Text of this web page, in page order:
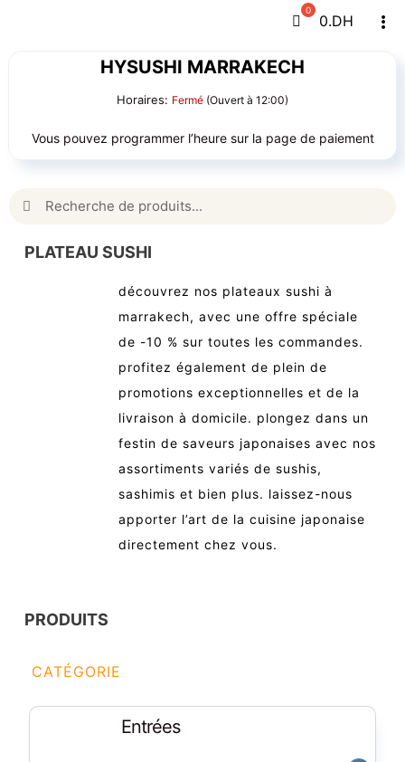
0.DH
HYSUSHI MARRAKECH
Horaires: Fermé (Ouvert à 12:00)
Vous pouvez programmer l’heure sur la page de paiement
Rechercher:
PLATEAU SUSHI
découvrez nos plateaux sushi à
marrakech, avec une offre spéciale
de -10 % sur toutes les commandes.
profitez également de plein de
promotions exceptionnelles et de la
livraison à domicile. plongez dans un
festin de saveurs japonaises avec nos
assortiments variés de sushis,
sashimis et bien plus. laissez-nous
apporter l’art de la cuisine japonaise
directement chez vous.
PRODUITS
CATÉGORIE
Entrées